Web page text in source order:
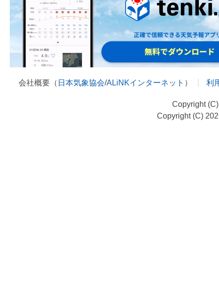
会社概要（ 日本気象協会/ALiNKインターネット ） 利
Copyright
Copyright (C)